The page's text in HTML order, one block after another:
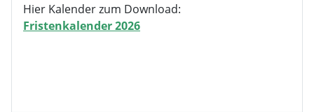
Hier Kalender zum Download:
Fristenkalender 2026